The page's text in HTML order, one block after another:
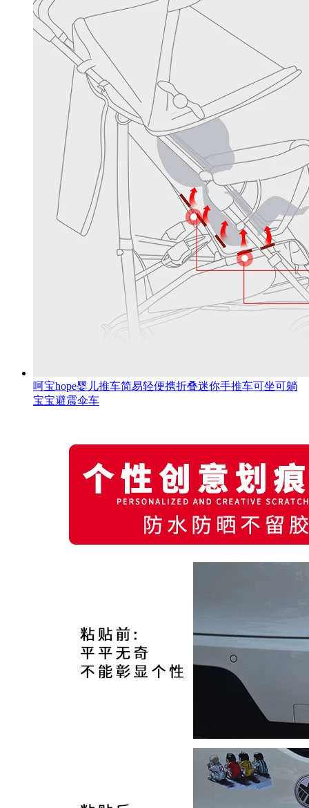
呵宝hope婴儿推车简易轻便携折叠迷你手推车可坐可躺
宝宝避震伞车